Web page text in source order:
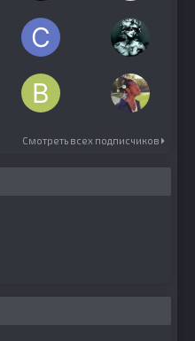
Смотреть всех подписчиков